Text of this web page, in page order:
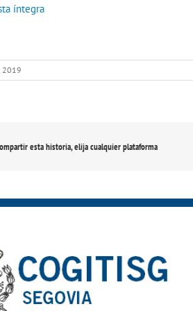
íntegra
2019
esta historia, elija cualquier plataforma